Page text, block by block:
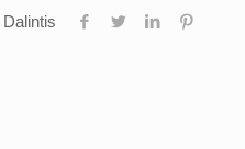
Dalintis